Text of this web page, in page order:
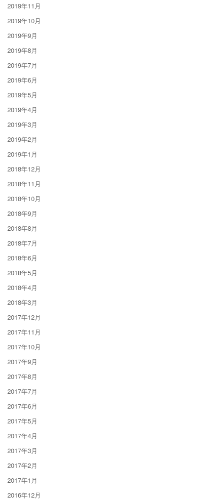
2019年11月
2019年10月
2019年9月
2019年8月
2019年7月
2019年6月
2019年5月
2019年4月
2019年3月
2019年2月
2019年1月
2018年12月
2018年11月
2018年10月
2018年9月
2018年8月
2018年7月
2018年6月
2018年5月
2018年4月
2018年3月
2017年12月
2017年11月
2017年10月
2017年9月
2017年8月
2017年7月
2017年6月
2017年5月
2017年4月
2017年3月
2017年2月
2017年1月
2016年12月